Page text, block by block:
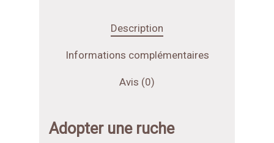
Description
Informations complémentaires
Avis (0)
Adopter une ruche